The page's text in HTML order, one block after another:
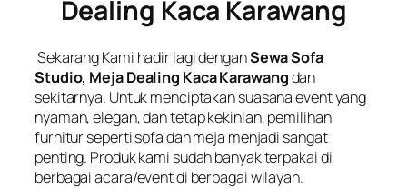
Dealing Kaca Karawang
Sekarang Kami hadir lagi denganSewa Sofa
Studio, Meja Dealing Kaca Karawangdan
sekitarnya. Untuk menciptakan suasana event yang
nyaman, elegan, dan tetap kekinian, pemilihan
furnitur seperti sofa dan meja menjadi sangat
penting. Produk kami sudah banyak terpakai di
berbagai acara/event di berbagai wilayah.